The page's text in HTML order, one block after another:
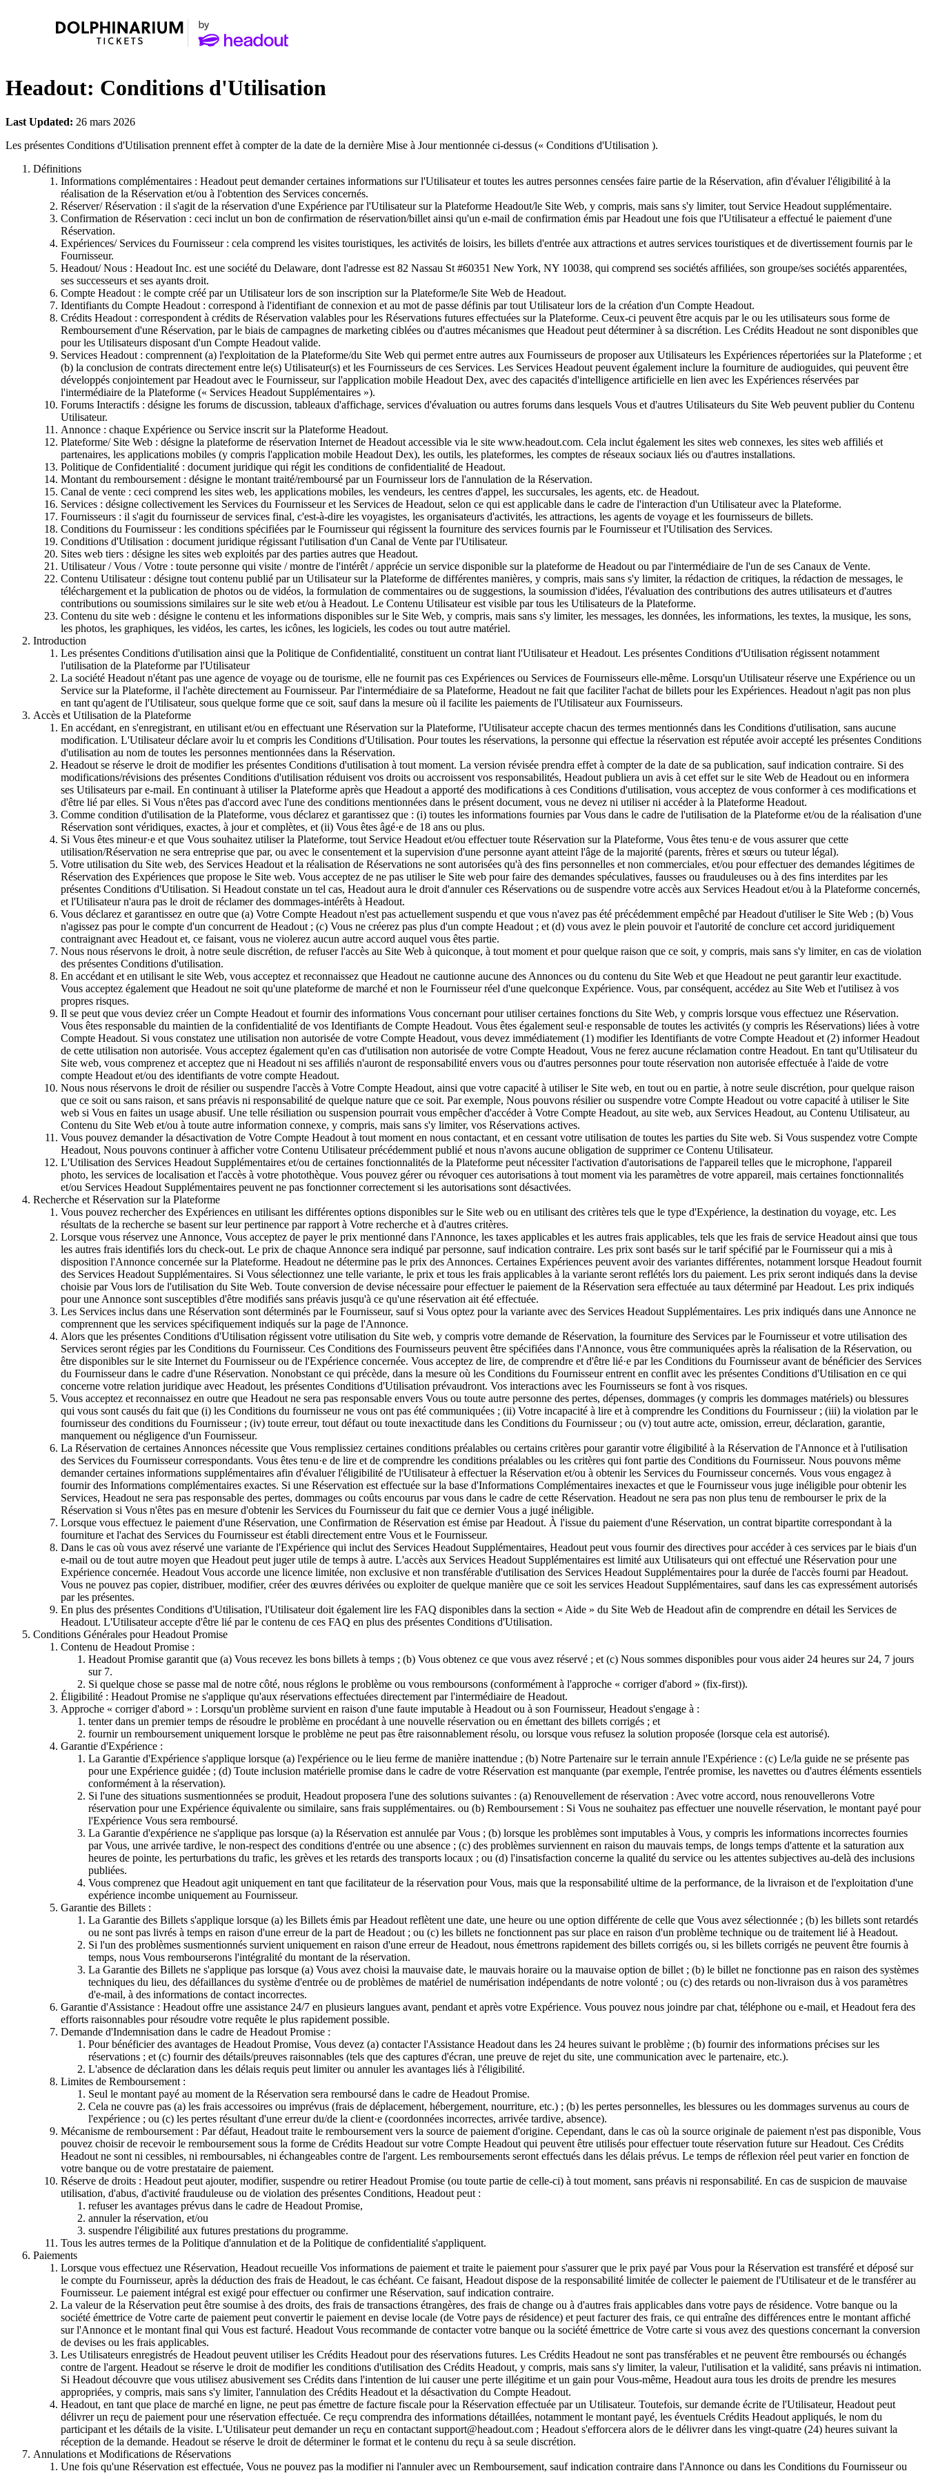
Headout: Conditions d'Utilisation
Last Updated: 26 mars 2026
Les présentes Conditions d'Utilisation prennent effet à compter de la date de la dernière Mise à Jour mentionnée ci-dessus (« Conditions d'Utilisation ).
Définitions
Informations complémentaires : Headout peut demander certaines informations sur l'Utilisateur et toutes les autres personnes censées faire partie de la Réservation, afin d'évaluer l'éligibilité à la
réalisation de la Réservation et/ou à l'obtention des Services concernés.
Réserver/ Réservation : il s'agit de la réservation d'une Expérience par l'Utilisateur sur la Plateforme Headout/le Site Web, y compris, mais sans s'y limiter, tout Service Headout supplémentaire.
Confirmation de Réservation : ceci inclut un bon de confirmation de réservation/billet ainsi qu'un e-mail de confirmation émis par Headout une fois que l'Utilisateur a effectué le paiement d'une
Réservation.
Expériences/ Services du Fournisseur : cela comprend les visites touristiques, les activités de loisirs, les billets d'entrée aux attractions et autres services touristiques et de divertissement fournis par le
Fournisseur.
Headout/ Nous : Headout Inc. est une société du Delaware, dont l'adresse est 82 Nassau St #60351 New York, NY 10038, qui comprend ses sociétés affiliées, son groupe/ses sociétés apparentées,
ses successeurs et ses ayants droit.
Compte Headout : le compte créé par un Utilisateur lors de son inscription sur la Plateforme/le Site Web de Headout.
Identifiants du Compte Headout : correspond à l'identifiant de connexion et au mot de passe définis par tout Utilisateur lors de la création d'un Compte Headout.
Crédits Headout : correspondent à crédits de Réservation valables pour les Réservations futures effectuées sur la Plateforme. Ceux-ci peuvent être acquis par le ou les utilisateurs sous forme de
Remboursement d'une Réservation, par le biais de campagnes de marketing ciblées ou d'autres mécanismes que Headout peut déterminer à sa discrétion. Les Crédits Headout ne sont disponibles que
pour les Utilisateurs disposant d'un Compte Headout valide.
Services Headout : comprennent (a) l'exploitation de la Plateforme/du Site Web qui permet entre autres aux Fournisseurs de proposer aux Utilisateurs les Expériences répertoriées sur la Plateforme ; et
(b) la conclusion de contrats directement entre le(s) Utilisateur(s) et les Fournisseurs de ces Services. Les Services Headout peuvent également inclure la fourniture de audioguides, qui peuvent être
développés conjointement par Headout avec le Fournisseur, sur l'application mobile Headout Dex, avec des capacités d'intelligence artificielle en lien avec les Expériences réservées par
l'intermédiaire de la Plateforme (« Services Headout Supplémentaires »).
Forums Interactifs : désigne les forums de discussion, tableaux d'affichage, services d'évaluation ou autres forums dans lesquels Vous et d'autres Utilisateurs du Site Web peuvent publier du Contenu
Utilisateur.
Annonce : chaque Expérience ou Service inscrit sur la Plateforme Headout.
Plateforme/ Site Web : désigne la plateforme de réservation Internet de Headout accessible via le site www.headout.com. Cela inclut également les sites web connexes, les sites web affiliés et
partenaires, les applications mobiles (y compris l'application mobile Headout Dex), les outils, les plateformes, les comptes de réseaux sociaux liés ou d'autres installations.
Politique de Confidentialité : document juridique qui régit les conditions de confidentialité de Headout.
Montant du remboursement : désigne le montant traité/remboursé par un Fournisseur lors de l'annulation de la Réservation.
Canal de vente : ceci comprend les sites web, les applications mobiles, les vendeurs, les centres d'appel, les succursales, les agents, etc. de Headout.
Services : désigne collectivement les Services du Fournisseur et les Services de Headout, selon ce qui est applicable dans le cadre de l'interaction d'un Utilisateur avec la Plateforme.
Fournisseurs : il s'agit du fournisseur de services final, c'est-à-dire les voyagistes, les organisateurs d'activités, les attractions, les agents de voyage et les fournisseurs de billets.
Conditions du Fournisseur : les conditions spécifiées par le Fournisseur qui régissent la fourniture des services fournis par le Fournisseur et l'Utilisation des Services.
Conditions d'Utilisation : document juridique régissant l'utilisation d'un Canal de Vente par l'Utilisateur.
Sites web tiers : désigne les sites web exploités par des parties autres que Headout.
Utilisateur / Vous / Votre : toute personne qui visite / montre de l'intérêt / apprécie un service disponible sur la plateforme de Headout ou par l'intermédiaire de l'un de ses Canaux de Vente.
Contenu Utilisateur : désigne tout contenu publié par un Utilisateur sur la Plateforme de différentes manières, y compris, mais sans s'y limiter, la rédaction de critiques, la rédaction de messages, le
téléchargement et la publication de photos ou de vidéos, la formulation de commentaires ou de suggestions, la soumission d'idées, l'évaluation des contributions des autres utilisateurs et d'autres
contributions ou soumissions similaires sur le site web et/ou à Headout. Le Contenu Utilisateur est visible par tous les Utilisateurs de la Plateforme.
Contenu du site web : désigne le contenu et les informations disponibles sur le Site Web, y compris, mais sans s'y limiter, les messages, les données, les informations, les textes, la musique, les sons,
les photos, les graphiques, les vidéos, les cartes, les icônes, les logiciels, les codes ou tout autre matériel.
Introduction
Les présentes Conditions d'utilisation ainsi que la Politique de Confidentialité, constituent un contrat liant l'Utilisateur et Headout. Les présentes Conditions d'Utilisation régissent notamment
l'utilisation de la Plateforme par l'Utilisateur
La société Headout n'étant pas une agence de voyage ou de tourisme, elle ne fournit pas ces Expériences ou Services de Fournisseurs elle-même. Lorsqu'un Utilisateur réserve une Expérience ou un
Service sur la Plateforme, il l'achète directement au Fournisseur. Par l'intermédiaire de sa Plateforme, Headout ne fait que faciliter l'achat de billets pour les Expériences. Headout n'agit pas non plus
en tant qu'agent de l'Utilisateur, sous quelque forme que ce soit, sauf dans la mesure où il facilite les paiements de l'Utilisateur aux Fournisseurs.
Accès et Utilisation de la Plateforme
En accédant, en s'enregistrant, en utilisant et/ou en effectuant une Réservation sur la Plateforme, l'Utilisateur accepte chacun des termes mentionnés dans les Conditions d'utilisation, sans aucune
modification. L'Utilisateur déclare avoir lu et compris les Conditions d'Utilisation. Pour toutes les réservations, la personne qui effectue la réservation est réputée avoir accepté les présentes Conditions
d'utilisation au nom de toutes les personnes mentionnées dans la Réservation.
Headout se réserve le droit de modifier les présentes Conditions d'utilisation à tout moment. La version révisée prendra effet à compter de la date de sa publication, sauf indication contraire. Si des
modifications/révisions des présentes Conditions d'utilisation réduisent vos droits ou accroissent vos responsabilités, Headout publiera un avis à cet effet sur le site Web de Headout ou en informera
ses Utilisateurs par e-mail. En continuant à utiliser la Plateforme après que Headout a apporté des modifications à ces Conditions d'utilisation, vous acceptez de vous conformer à ces modifications et
d'être lié par elles. Si Vous n'êtes pas d'accord avec l'une des conditions mentionnées dans le présent document, vous ne devez ni utiliser ni accéder à la Plateforme Headout.
Comme condition d'utilisation de la Plateforme, vous déclarez et garantissez que : (i) toutes les informations fournies par Vous dans le cadre de l'utilisation de la Plateforme et/ou de la réalisation d'une
Réservation sont véridiques, exactes, à jour et complètes, et (ii) Vous êtes âgé·e de 18 ans ou plus.
Si Vous êtes mineur·e et que Vous souhaitez utiliser la Plateforme, tout Service Headout et/ou effectuer toute Réservation sur la Plateforme, Vous êtes tenu·e de vous assurer que cette
utilisation/Réservation ne sera entreprise que par, ou avec le consentement et la supervision d'une personne ayant atteint l'âge de la majorité (parents, frères et sœurs ou tuteur légal).
Votre utilisation du Site web, des Services Headout et la réalisation de Réservations ne sont autorisées qu'à des fins personnelles et non commerciales, et/ou pour effectuer des demandes légitimes de
Réservation des Expériences que propose le Site web. Vous acceptez de ne pas utiliser le Site web pour faire des demandes spéculatives, fausses ou frauduleuses ou à des fins interdites par les
présentes Conditions d'Utilisation. Si Headout constate un tel cas, Headout aura le droit d'annuler ces Réservations ou de suspendre votre accès aux Services Headout et/ou à la Plateforme concernés,
et l'Utilisateur n'aura pas le droit de réclamer des dommages-intérêts à Headout.
Vous déclarez et garantissez en outre que (a) Votre Compte Headout n'est pas actuellement suspendu et que vous n'avez pas été précédemment empêché par Headout d'utiliser le Site Web ; (b) Vous
n'agissez pas pour le compte d'un concurrent de Headout ; (c) Vous ne créerez pas plus d'un compte Headout ; et (d) vous avez le plein pouvoir et l'autorité de conclure cet accord juridiquement
contraignant avec Headout et, ce faisant, vous ne violerez aucun autre accord auquel vous êtes partie.
Nous nous réservons le droit, à notre seule discrétion, de refuser l'accès au Site Web à quiconque, à tout moment et pour quelque raison que ce soit, y compris, mais sans s'y limiter, en cas de violation
des présentes Conditions d'utilisation.
En accédant et en utilisant le site Web, vous acceptez et reconnaissez que Headout ne cautionne aucune des Annonces ou du contenu du Site Web et que Headout ne peut garantir leur exactitude.
Vous acceptez également que Headout ne soit qu'une plateforme de marché et non le Fournisseur réel d'une quelconque Expérience. Vous, par conséquent, accédez au Site Web et l'utilisez à vos
propres risques.
Il se peut que vous deviez créer un Compte Headout et fournir des informations Vous concernant pour utiliser certaines fonctions du Site Web, y compris lorsque vous effectuez une Réservation.
Vous êtes responsable du maintien de la confidentialité de vos Identifiants de Compte Headout. Vous êtes également seul·e responsable de toutes les activités (y compris les Réservations) liées à votre
Compte Headout. Si vous constatez une utilisation non autorisée de votre Compte Headout, vous devez immédiatement (1) modifier les Identifiants de votre Compte Headout et (2) informer Headout
de cette utilisation non autorisée. Vous acceptez également qu'en cas d'utilisation non autorisée de votre Compte Headout, Vous ne ferez aucune réclamation contre Headout. En tant qu'Utilisateur du
Site web, vous comprenez et acceptez que ni Headout ni ses affiliés n'auront de responsabilité envers vous ou d'autres personnes pour toute réservation non autorisée effectuée à l'aide de votre
compte Headout et/ou des identifiants de votre compte Headout.
Nous nous réservons le droit de résilier ou suspendre l'accès à Votre Compte Headout, ainsi que votre capacité à utiliser le Site web, en tout ou en partie, à notre seule discrétion, pour quelque raison
que ce soit ou sans raison, et sans préavis ni responsabilité de quelque nature que ce soit. Par exemple, Nous pouvons résilier ou suspendre votre Compte Headout ou votre capacité à utiliser le Site
web si Vous en faites un usage abusif. Une telle résiliation ou suspension pourrait vous empêcher d'accéder à Votre Compte Headout, au site web, aux Services Headout, au Contenu Utilisateur, au
Contenu du Site Web et/ou à toute autre information connexe, y compris, mais sans s'y limiter, vos Réservations actives.
Vous pouvez demander la désactivation de Votre Compte Headout à tout moment en nous contactant, et en cessant votre utilisation de toutes les parties du Site web. Si Vous suspendez votre Compte
Headout, Nous pouvons continuer à afficher votre Contenu Utilisateur précédemment publié et nous n'avons aucune obligation de supprimer ce Contenu Utilisateur.
L'Utilisation des Services Headout Supplémentaires et/ou de certaines fonctionnalités de la Plateforme peut nécessiter l'activation d'autorisations de l'appareil telles que le microphone, l'appareil
photo, les services de localisation et l'accès à votre photothèque. Vous pouvez gérer ou révoquer ces autorisations à tout moment via les paramètres de votre appareil, mais certaines fonctionnalités
et/ou Services Headout Supplémentaires peuvent ne pas fonctionner correctement si les autorisations sont désactivées.
Recherche et Réservation sur la Plateforme
Vous pouvez rechercher des Expériences en utilisant les différentes options disponibles sur le Site web ou en utilisant des critères tels que le type d'Expérience, la destination du voyage, etc. Les
résultats de la recherche se basent sur leur pertinence par rapport à Votre recherche et à d'autres critères.
Lorsque vous réservez une Annonce, Vous acceptez de payer le prix mentionné dans l'Annonce, les taxes applicables et les autres frais applicables, tels que les frais de service Headout ainsi que tous
les autres frais identifiés lors du check-out. Le prix de chaque Annonce sera indiqué par personne, sauf indication contraire. Les prix sont basés sur le tarif spécifié par le Fournisseur qui a mis à
disposition l'Annonce concernée sur la Plateforme. Headout ne détermine pas le prix des Annonces. Certaines Expériences peuvent avoir des variantes différentes, notamment lorsque Headout fournit
des Services Headout Supplémentaires. Si Vous sélectionnez une telle variante, le prix et tous les frais applicables à la variante seront reflétés lors du paiement. Les prix seront indiqués dans la devise
choisie par Vous lors de l'utilisation du Site Web. Toute conversion de devise nécessaire pour effectuer le paiement de la Réservation sera effectuée au taux déterminé par Headout. Les prix indiqués
pour une Annonce sont susceptibles d'être modifiés sans préavis jusqu'à ce qu'une réservation ait été effectuée.
Les Services inclus dans une Réservation sont déterminés par le Fournisseur, sauf si Vous optez pour la variante avec des Services Headout Supplémentaires. Les prix indiqués dans une Annonce ne
comprennent que les services spécifiquement indiqués sur la page de l'Annonce.
Alors que les présentes Conditions d'Utilisation régissent votre utilisation du Site web, y compris votre demande de Réservation, la fourniture des Services par le Fournisseur et votre utilisation des
Services seront régies par les Conditions du Fournisseur. Ces Conditions des Fournisseurs peuvent être spécifiées dans l'Annonce, vous être communiquées après la réalisation de la Réservation, ou
être disponibles sur le site Internet du Fournisseur ou de l'Expérience concernée. Vous acceptez de lire, de comprendre et d'être lié·e par les Conditions du Fournisseur avant de bénéficier des Services
du Fournisseur dans le cadre d'une Réservation. Nonobstant ce qui précède, dans la mesure où les Conditions du Fournisseur entrent en conflit avec les présentes Conditions d'Utilisation en ce qui
concerne votre relation juridique avec Headout, les présentes Conditions d'Utilisation prévaudront. Vos interactions avec les Fournisseurs se font à vos risques.
Vous acceptez et reconnaissez en outre que Headout ne sera pas responsable envers Vous ou toute autre personne des pertes, dépenses, dommages (y compris les dommages matériels) ou blessures
qui vous sont causés du fait que (i) les Conditions du fournisseur ne vous ont pas été communiquées ; (ii) Votre incapacité à lire et à comprendre les Conditions du Fournisseur ; (iii) la violation par le
fournisseur des conditions du Fournisseur ; (iv) toute erreur, tout défaut ou toute inexactitude dans les Conditions du Fournisseur ; ou (v) tout autre acte, omission, erreur, déclaration, garantie,
manquement ou négligence d'un Fournisseur.
La Réservation de certaines Annonces nécessite que Vous remplissiez certaines conditions préalables ou certains critères pour garantir votre éligibilité à la Réservation de l'Annonce et à l'utilisation
des Services du Fournisseur correspondants. Vous êtes tenu·e de lire et de comprendre les conditions préalables ou les critères qui font partie des Conditions du Fournisseur. Nous pouvons même
demander certaines informations supplémentaires afin d'évaluer l'éligibilité de l'Utilisateur à effectuer la Réservation et/ou à obtenir les Services du Fournisseur concernés. Vous vous engagez à
fournir des Informations complémentaires exactes. Si une Réservation est effectuée sur la base d'Informations Complémentaires inexactes et que le Fournisseur vous juge inéligible pour obtenir les
Services, Headout ne sera pas responsable des pertes, dommages ou coûts encourus par vous dans le cadre de cette Réservation. Headout ne sera pas non plus tenu de rembourser le prix de la
Réservation si Vous n'êtes pas en mesure d'obtenir les Services du Fournisseur du fait que ce dernier Vous a jugé inéligible.
Lorsque vous effectuez le paiement d'une Réservation, une Confirmation de Réservation est émise par Headout. À l'issue du paiement d'une Réservation, un contrat bipartite correspondant à la
fourniture et l'achat des Services du Fournisseur est établi directement entre Vous et le Fournisseur.
Dans le cas où vous avez réservé une variante de l'Expérience qui inclut des Services Headout Supplémentaires, Headout peut vous fournir des directives pour accéder à ces services par le biais d'un
e-mail ou de tout autre moyen que Headout peut juger utile de temps à autre. L'accès aux Services Headout Supplémentaires est limité aux Utilisateurs qui ont effectué une Réservation pour une
Expérience concernée. Headout Vous accorde une licence limitée, non exclusive et non transférable d'utilisation des Services Headout Supplémentaires pour la durée de l'accès fourni par Headout.
Vous ne pouvez pas copier, distribuer, modifier, créer des œuvres dérivées ou exploiter de quelque manière que ce soit les services Headout Supplémentaires, sauf dans les cas expressément autorisés
par les présentes.
En plus des présentes Conditions d'Utilisation, l'Utilisateur doit également lire les FAQ disponibles dans la section « Aide » du Site Web de Headout afin de comprendre en détail les Services de
Headout. L'Utilisateur accepte d'être lié par le contenu de ces FAQ en plus des présentes Conditions d'Utilisation.
Conditions Générales pour Headout Promise
Contenu de Headout Promise :
Headout Promise garantit que (a) Vous recevez les bons billets à temps ; (b) Vous obtenez ce que vous avez réservé ; et (c) Nous sommes disponibles pour vous aider 24 heures sur 24, 7 jours
sur 7.
Si quelque chose se passe mal de notre côté, nous réglons le problème ou vous remboursons (conformément à l'approche « corriger d'abord » (fix-first)).
Éligibilité : Headout Promise ne s'applique qu'aux réservations effectuées directement par l'intermédiaire de Headout.
Approche « corriger d'abord » : Lorsqu'un problème survient en raison d'une faute imputable à Headout ou à son Fournisseur, Headout s'engage à :
tenter dans un premier temps de résoudre le problème en procédant à une nouvelle réservation ou en émettant des billets corrigés ; et
fournir un remboursement uniquement lorsque le problème ne peut pas être raisonnablement résolu, ou lorsque vous refusez la solution proposée (lorsque cela est autorisé).
Garantie d'Expérience :
La Garantie d'Expérience s'applique lorsque (a) l'expérience ou le lieu ferme de manière inattendue ; (b) Notre Partenaire sur le terrain annule l'Expérience : (c) Le/la guide ne se présente pas
pour une Expérience guidée ; (d) Toute inclusion matérielle promise dans le cadre de votre Réservation est manquante (par exemple, l'entrée promise, les navettes ou d'autres éléments essentiels
conformément à la réservation).
Si l'une des situations susmentionnées se produit, Headout proposera l'une des solutions suivantes : (a) Renouvellement de réservation : Avec votre accord, nous renouvellerons Votre
réservation pour une Expérience équivalente ou similaire, sans frais supplémentaires. ou (b) Remboursement : Si Vous ne souhaitez pas effectuer une nouvelle réservation, le montant payé pour
l'Expérience Vous sera remboursé.
La Garantie d'expérience ne s'applique pas lorsque (a) la Réservation est annulée par Vous ; (b) lorsque les problèmes sont imputables à Vous, y compris les informations incorrectes fournies
par Vous, une arrivée tardive, le non-respect des conditions d'entrée ou une absence ; (c) des problèmes surviennent en raison du mauvais temps, de longs temps d'attente et la saturation aux
heures de pointe, les perturbations du trafic, les grèves et les retards des transports locaux ; ou (d) l'insatisfaction concerne la qualité du service ou les attentes subjectives au-delà des inclusions
publiées.
Vous comprenez que Headout agit uniquement en tant que facilitateur de la réservation pour Vous, mais que la responsabilité ultime de la performance, de la livraison et de l'exploitation d'une
expérience incombe uniquement au Fournisseur.
Garantie des Billets :
La Garantie des Billets s'applique lorsque (a) les Billets émis par Headout reflètent une date, une heure ou une option différente de celle que Vous avez sélectionnée ; (b) les billets sont retardés
ou ne sont pas livrés à temps en raison d'une erreur de la part de Headout ; ou (c) les billets ne fonctionnent pas sur place en raison d'un problème technique ou de traitement lié à Headout.
Si l'un des problèmes susmentionnés survient uniquement en raison d'une erreur de Headout, nous émettrons rapidement des billets corrigés ou, si les billets corrigés ne peuvent être fournis à
temps, nous Vous rembourserons l'intégralité du montant de la réservation.
La Garantie des Billets ne s'applique pas lorsque (a) Vous avez choisi la mauvaise date, le mauvais horaire ou la mauvaise option de billet ; (b) le billet ne fonctionne pas en raison des systèmes
techniques du lieu, des défaillances du système d'entrée ou de problèmes de matériel de numérisation indépendants de notre volonté ; ou (c) des retards ou non-livraison dus à vos paramètres
d'e-mail, à des informations de contact incorrectes.
Garantie d'Assistance : Headout offre une assistance 24/7 en plusieurs langues avant, pendant et après votre Expérience. Vous pouvez nous joindre par chat, téléphone ou e-mail, et Headout fera des
efforts raisonnables pour résoudre votre requête le plus rapidement possible.
Demande d'Indemnisation dans le cadre de Headout Promise :
Pour bénéficier des avantages de Headout Promise, Vous devez (a) contacter l'Assistance Headout dans les 24 heures suivant le problème ; (b) fournir des informations précises sur les
réservations ; et (c) fournir des détails/preuves raisonnables (tels que des captures d'écran, une preuve de rejet du site, une communication avec le partenaire, etc.).
L'absence de déclaration dans les délais requis peut limiter ou annuler les avantages liés à l'éligibilité.
Limites de Remboursement :
Seul le montant payé au moment de la Réservation sera remboursé dans le cadre de Headout Promise.
Cela ne couvre pas (a) les frais accessoires ou imprévus (frais de déplacement, hébergement, nourriture, etc.) ; (b) les pertes personnelles, les blessures ou les dommages survenus au cours de
l'expérience ; ou (c) les pertes résultant d'une erreur du/de la client·e (coordonnées incorrectes, arrivée tardive, absence).
Mécanisme de remboursement : Par défaut, Headout traite le remboursement vers la source de paiement d'origine. Cependant, dans le cas où la source originale de paiement n'est pas disponible, Vous
pouvez choisir de recevoir le remboursement sous la forme de Crédits Headout sur votre Compte Headout qui peuvent être utilisés pour effectuer toute réservation future sur Headout. Ces Crédits
Headout ne sont ni cessibles, ni remboursables, ni échangeables contre de l'argent. Les remboursements seront effectués dans les délais prévus. Le temps de réflexion réel peut varier en fonction de
votre banque ou de votre prestataire de paiement.
Réserve de droits : Headout peut ajouter, modifier, suspendre ou retirer Headout Promise (ou toute partie de celle-ci) à tout moment, sans préavis ni responsabilité. En cas de suspicion de mauvaise
utilisation, d'abus, d'activité frauduleuse ou de violation des présentes Conditions, Headout peut :
refuser les avantages prévus dans le cadre de Headout Promise,
annuler la réservation, et/ou
suspendre l'éligibilité aux futures prestations du programme.
Tous les autres termes de la Politique d'annulation et de la Politique de confidentialité s'appliquent.
Paiements
Lorsque vous effectuez une Réservation, Headout recueille Vos informations de paiement et traite le paiement pour s'assurer que le prix payé par Vous pour la Réservation est transféré et déposé sur
le compte du Fournisseur, après la déduction des frais de Headout, le cas échéant. Ce faisant, Headout dispose de la responsabilité limitée de collecter le paiement de l'Utilisateur et de le transférer au
Fournisseur. Le paiement intégral est exigé pour effectuer ou confirmer une Réservation, sauf indication contraire.
La valeur de la Réservation peut être soumise à des droits, des frais de transactions étrangères, des frais de change ou à d'autres frais applicables dans votre pays de résidence. Votre banque ou la
société émettrice de Votre carte de paiement peut convertir le paiement en devise locale (de Votre pays de résidence) et peut facturer des frais, ce qui entraîne des différences entre le montant affiché
sur l'Annonce et le montant final qui Vous est facturé. Headout Vous recommande de contacter votre banque ou la société émettrice de Votre carte si vous avez des questions concernant la conversion
de devises ou les frais applicables.
Les Utilisateurs enregistrés de Headout peuvent utiliser les Crédits Headout pour des réservations futures. Les Crédits Headout ne sont pas transférables et ne peuvent être remboursés ou échangés
contre de l'argent. Headout se réserve le droit de modifier les conditions d'utilisation des Crédits Headout, y compris, mais sans s'y limiter, la valeur, l'utilisation et la validité, sans préavis ni intimation.
Si Headout découvre que vous utilisez abusivement ses Crédits dans l'intention de lui causer une perte illégitime et un gain pour Vous-même, Headout aura tous les droits de prendre les mesures
appropriées, y compris, mais sans s'y limiter, l'annulation des Crédits Headout et la désactivation du Compte Headout.
Headout, en tant que place de marché en ligne, ne peut pas émettre de facture fiscale pour la Réservation effectuée par un Utilisateur. Toutefois, sur demande écrite de l'Utilisateur, Headout peut
délivrer un reçu de paiement pour une réservation effectuée. Ce reçu comprendra des informations détaillées, notamment le montant payé, les éventuels Crédits Headout appliqués, le nom du
participant et les détails de la visite. L'Utilisateur peut demander un reçu en contactant support@headout.com ; Headout s'efforcera alors de le délivrer dans les vingt-quatre (24) heures suivant la
réception de la demande. Headout se réserve le droit de déterminer le format et le contenu du reçu à sa seule discrétion.
Annulations et Modifications de Réservations
Une fois qu'une Réservation est effectuée, Vous ne pouvez pas la modifier ni l'annuler avec un Remboursement, sauf indication contraire dans l'Annonce ou dans les Conditions du Fournisseur ou